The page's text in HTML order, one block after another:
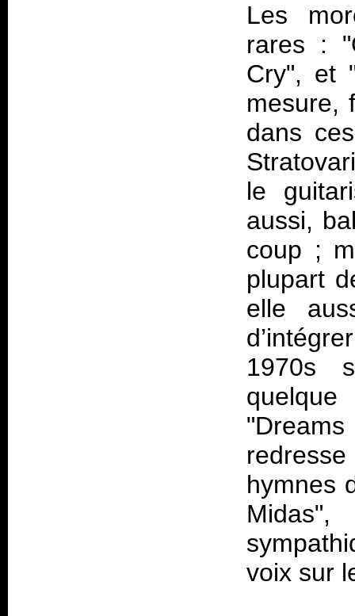
Les
rares :
Cry", et
mesure,
dans
le
aussi,
coup ;
plupart
elle
1970s
hymnes
voix sur